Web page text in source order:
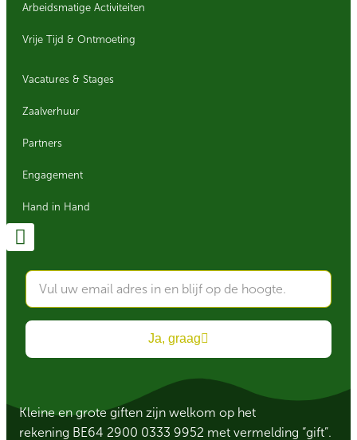
Arbeidsmatige Activiteiten
Vrije Tijd & Ontmoeting
Vacatures & Stages
Zaalverhuur
Partners
Engagement
Hand in Hand
Ja, graag
Kleine en grote giften zijn welkom op het
rekening BE64 2900 0333 9952 met vermelding “gift”.